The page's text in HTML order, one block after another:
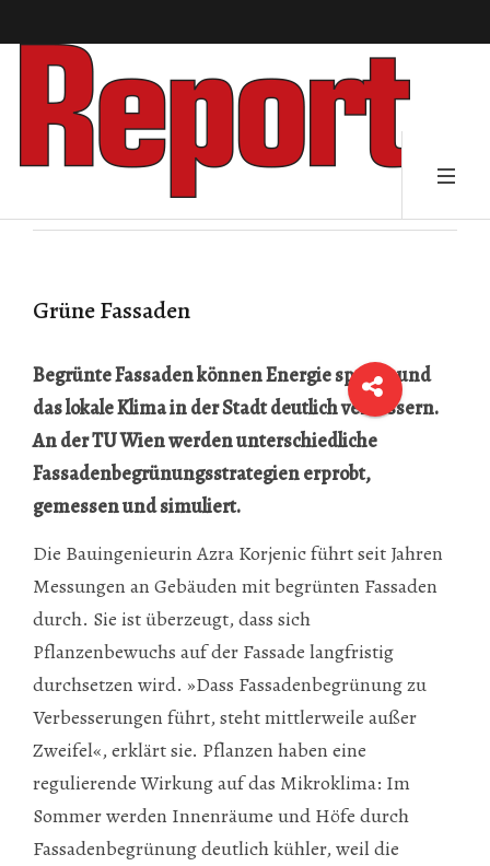
Grüne Fassaden
Begrünte Fassaden können Energie sparen und
das lokale Klima in der Stadt deutlich verbessern.
An der TU Wien werden unterschiedliche
Fassadenbegrünungsstrategien erprobt,
gemessen und simuliert.
Die Bauingenieurin Azra Korjenic führt seit Jahren
Messungen an Gebäuden mit begrünten Fassaden
durch. Sie ist überzeugt, dass sich
Pflanzenbewuchs auf der Fassade langfristig
durchsetzen wird. »Dass Fassadenbegrünung zu
Verbesserungen führt, steht mittlerweile außer
Zweifel«, erklärt sie. Pflanzen haben eine
regulierende Wirkung auf das Mikroklima: Im
Sommer werden Innenräume und Höfe durch
Fassadenbegrünung deutlich kühler, weil die